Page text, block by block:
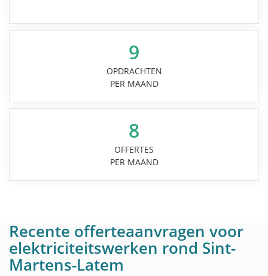
9
OPDRACHTEN
PER MAAND
8
OFFERTES
PER MAAND
Recente offerteaanvragen voor
elektriciteitswerken rond Sint-
Martens-Latem